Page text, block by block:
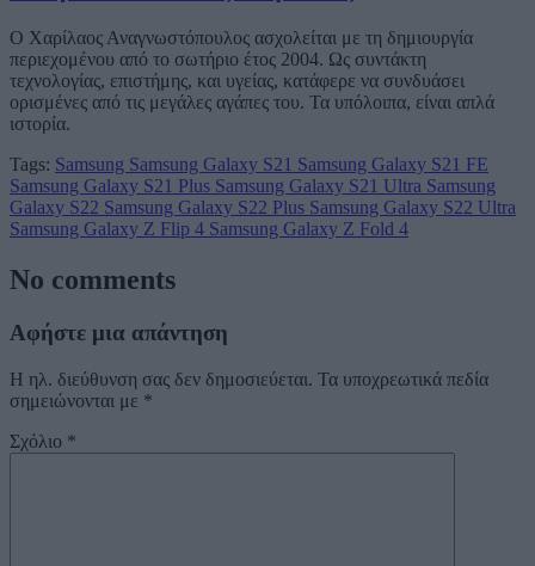
Ο Χαρίλαος Αναγνωστόπουλος ασχολείται με τη δημιουργία
περιεχομένου από το σωτήριο έτος 2004. Ως συντάκτη
τεχνολογίας, επιστήμης, και υγείας, κατάφερε να συνδυάσει
ορισμένες από τις μεγάλες αγάπες του. Τα υπόλοιπα, είναι απλά
ιστορία.
Tags: Samsung Samsung Galaxy S21 Samsung Galaxy S21 FE
Samsung Galaxy S21 Plus Samsung Galaxy S21 Ultra Samsung
Galaxy S22 Samsung Galaxy S22 Plus Samsung Galaxy S22 Ultra
Samsung Galaxy Z Flip 4 Samsung Galaxy Z Fold 4
No comments
Αφήστε μια απάντηση
Η ηλ. διεύθυνση σας δεν δημοσιεύεται. Τα υποχρεωτικά πεδία
σημειώνονται με *
Σχόλιο *